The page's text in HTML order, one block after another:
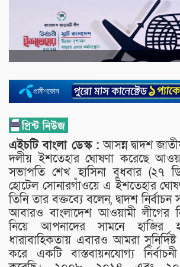
এইচটি বাংলা ডেস্ক : আসন্ন দ্বাদশ
দলীয় ইশতেহার ঘোষণা করেছে
সভাপতি শেখ হাসিনা বুধবার (২৭
হোটেল সোনারগাঁওয়ে এ ইশতেহার
তিনি তার বক্তব্যে বলেন, দ্বাদশ
আবারও বাংলাদেশ আওয়ামী লীগের
নিয়ে আপনাদের সামনে হাজির
ধারাবাহিকতায় এবারও আমরা সুনির্দিষ্ট
করে একটি বাস্তবায়নযোগ্য